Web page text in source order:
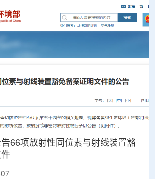
66项放射性同位素与射线装置豁